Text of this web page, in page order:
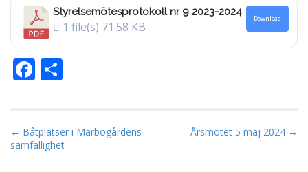
Styrelsemötesprotokoll nr 9 2023-2024
1 file(s) 71.58 KB
Download
F
b
o
P
o
← Båtplatser i Marbogårdens
samfällighet
Årsmötet 5 maj 2024 →